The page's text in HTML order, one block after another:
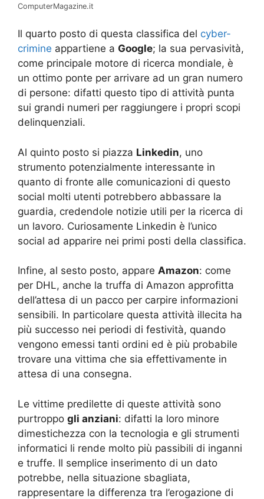
ComputerMagazine.it
Il quarto posto di questa classifica del cyber-
crimine appartiene a Google; la sua pervasività,
come principale motore di ricerca mondiale, è
un ottimo ponte per arrivare ad un gran numero
di persone: difatti questo tipo di attività punta
sui grandi numeri per raggiungere i propri scopi
delinquenziali.
Al quinto posto si piazza Linkedin, uno
strumento potenzialmente interessante in
quanto di fronte alle comunicazioni di questo
social molti utenti potrebbero abbassare la
guardia, credendole notizie utili per la ricerca di
un lavoro. Curiosamente Linkedin è l’unico
social ad apparire nei primi posti della classifica.
Infine, al sesto posto, appare Amazon: come
per DHL, anche la truffa di Amazon approfitta
dell’attesa di un pacco per carpire informazioni
sensibili. In particolare questa attività illecita ha
più successo nei periodi di festività, quando
vengono emessi tanti ordini ed è più probabile
trovare una vittima che sia effettivamente in
attesa di una consegna.
Le vittime predilette di queste attività sono
purtroppo gli anziani: difatti la loro minore
dimestichezza con la tecnologia e gli strumenti
informatici li rende molto più passibili di inganni
e truffe. Il semplice inserimento di un dato
potrebbe, nella situazione sbagliata,
rappresentare la differenza tra l’erogazione di